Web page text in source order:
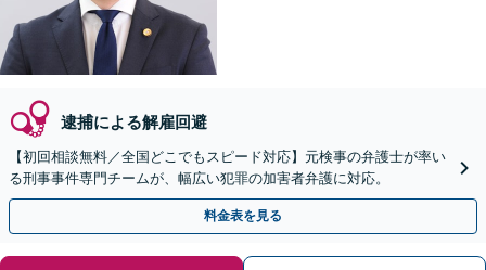
逮捕による解雇回避
【初回相談無料／全国どこでもスピード対応】元検事の弁護士が率い
る刑事事件専門チームが、幅広い犯罪の加害者弁護に対応。
料金表を見る